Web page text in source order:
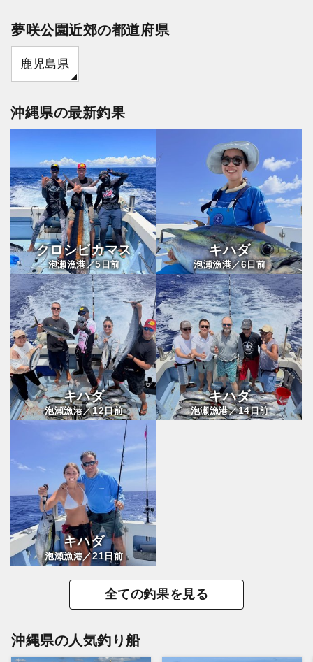
夢咲公園近郊の都道府県
鹿児島県
沖縄県の最新釣果
クロシビカマス
泡瀬漁港／5日前
キハダ
泡瀬漁港／6 日前
キハダ
泡瀬漁港／12日前
キハダ
泡瀬漁港／14日前
キハダ
泡瀬漁港／21日前
全ての釣果を見る
沖縄県の人気釣り船